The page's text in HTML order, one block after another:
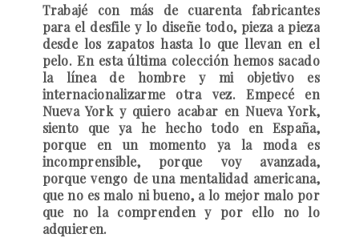
Trabajé con más de cuarenta fabricantes
para el desfile y lo diseñe todo, pieza a pieza
desde los zapatos hasta lo que llevan en el
pelo. En esta última colección hemos sacado
la línea de hombre y mi objetivo es
internacionalizarme otra vez. Empecé en
Nueva York y quiero acabar en Nueva York,
siento que ya he hecho todo en España,
porque en un momento ya la moda es
incomprensible, porque voy avanzada,
porque vengo de una mentalidad americana,
que no es malo ni bueno, a lo mejor malo por
que no la comprenden y por ello no lo
adquieren.